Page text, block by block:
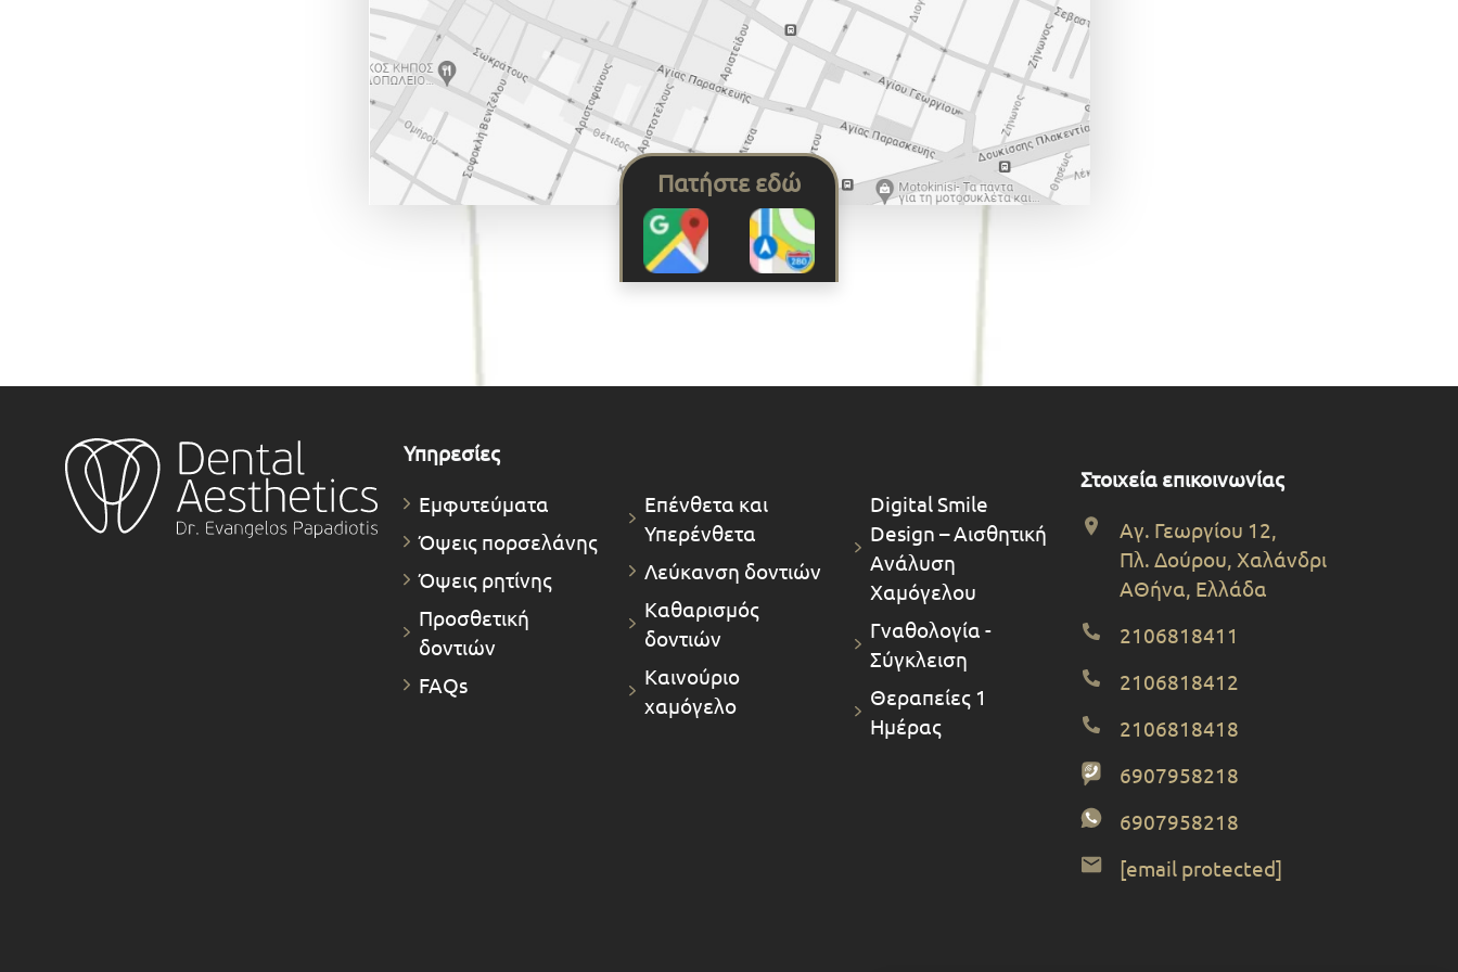
Πατήστε εδώ
Υπηρεσίες
Εμφυτεύματα
Όψεις πορσελάνης
Όψεις ρητίνης
Προσθετική
δοντιών
FAQs
Επένθετα και
Υπερένθετα
Λεύκανση δοντιών
Καθαρισμός
δοντιών
Καινούριο
χαμόγελο
Digital Smile
Design – Αισθητική
Ανάλυση
Χαμόγελου
Γναθολογία -
Σύγκλειση
Θεραπείες 1
Ημέρας
Στοιχεία επικοινωνίας
Αγ. Γεωργίου 12,
Πλ. Δούρου, Χαλάνδρι
ΑΘήνα, Ελλάδα
2106818411
2106818412
2106818418
6907958218
6907958218
[email protected]